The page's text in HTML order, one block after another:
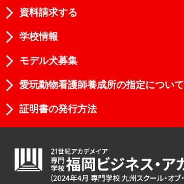
資料請求する
学校情報
モデル犬募集
愛玩動物看護師養成所の指定について
証明書の発行方法